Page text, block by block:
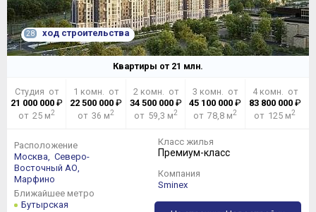
28 ход строительства
Квартиры от 21 млн.
Студия от
21 000 000₽
от 25 м2
1 комн. от
22 500 000 ₽
от 36 м2
2 комн. от
34 500 000₽
от 59,3 м2
3 комн. от
45 100 000 ₽
от 78,8 м2
4 комн. от
83 800 000₽
от 125 м2
Расположение
Москва, Северо-
Восточный АО,
Марфино
Ближайшее метро
Бутырская
Класс жилья
Премиум-класс
Компания
Sminex